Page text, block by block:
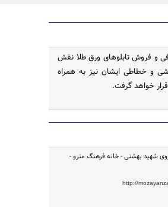
و فروش تابلوهای ورق طلا نقش
و خطاطی ایشان نیز به همراه
خواهد گرفت.
شهید بهشتی - خانه فرهنگ مترو -
http://